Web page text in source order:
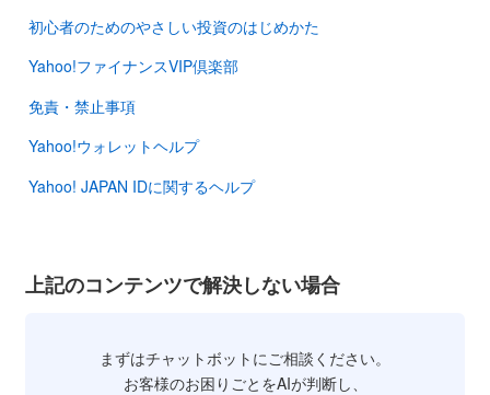
初心者のためのやさしい投資のはじめかた
Yahoo!ファイナンスVIP倶楽部
免責・禁止事項
Yahoo!ウォレットヘルプ
Yahoo! JAPAN IDに関するヘルプ
上記のコンテンツで解決しない場合
まずはチャットボットにご相談ください。
お客様のお困りごとをAIが判断し、